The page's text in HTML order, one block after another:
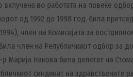
во работата на повеќе
од 1992 до 1998 год. била
член на Комисијата за
член на Републичкиот одбор за
Марија Накова била делегат на
синдикат на здравствените